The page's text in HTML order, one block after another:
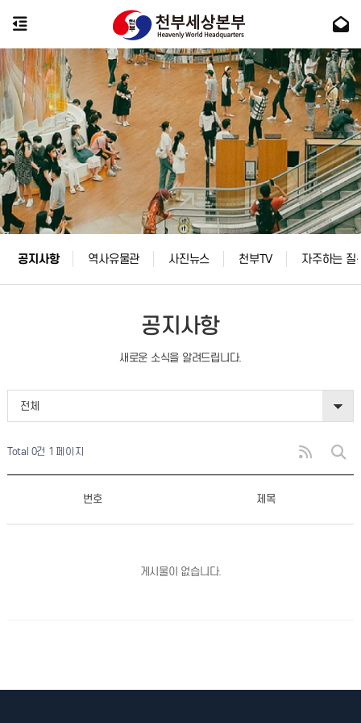
공지사항 역사유물관 사진뉴스 천부TV 자주하는 질
공지사항
새로운 소식을 알려드립니다.
전체
Total 0건 1 페이지
번호 제목
게시물이 없습니다.